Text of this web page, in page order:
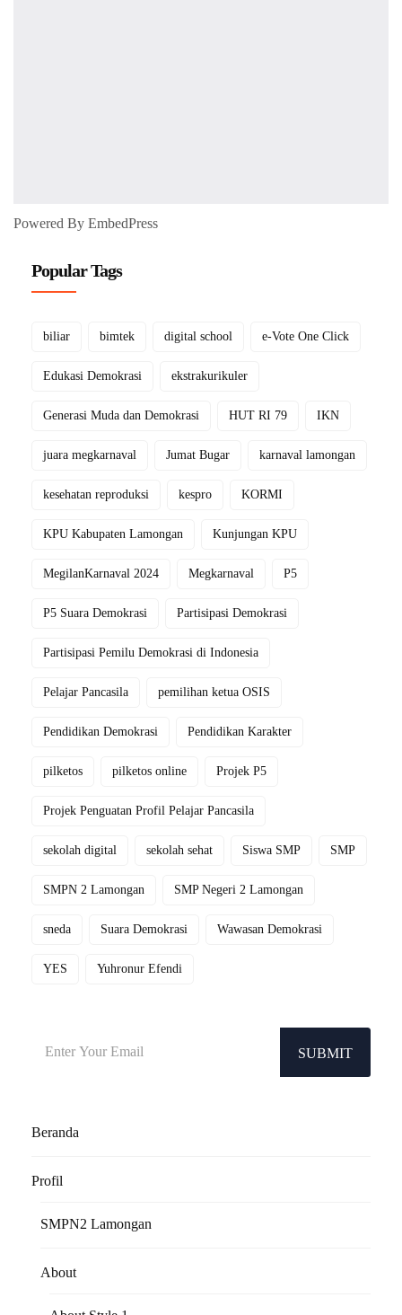
Powered By EmbedPress
Popular Tags
biliar bimtek digital school e-Vote One Click
Edukasi Demokrasi ekstrakurikuler
Generasi Muda dan Demokrasi HUT RI 79 IKN
juara megkarnaval Jumat Bugar karnaval lamongan
kesehatan reproduksi kespro KORMI
KPU Kabupaten Lamongan Kunjungan KPU
MegilanKarnaval 2024 Megkarnaval P5
P5 Suara Demokrasi Partisipasi Demokrasi
Partisipasi Pemilu Demokrasi di Indonesia
Pelajar Pancasila pemilihan ketua OSIS
Pendidikan Demokrasi Pendidikan Karakter
pilketos pilketos online Projek P5
Projek Penguatan Profil Pelajar Pancasila
sekolah digital sekolah sehat Siswa SMP SMP
SMPN 2 Lamongan SMP Negeri 2 Lamongan
sneda Suara Demokrasi Wawasan Demokrasi
YES Yuhronur Efendi
SUBMIT
Beranda
Profil
SMPN2 Lamongan
About